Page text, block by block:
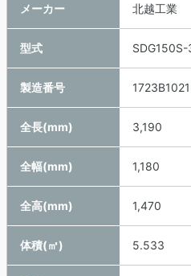
メーカー 北越工業
型式 SDG150S-
製造番号
全長(mm) 3,190
全幅(mm) 1,180
全高(mm) 1,470
体積(㎥) 5.533